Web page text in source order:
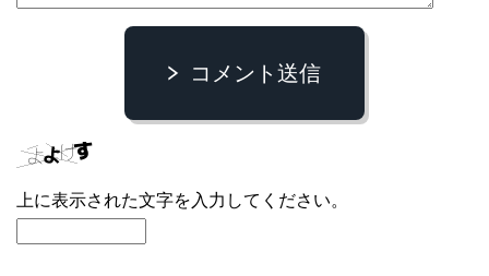
コメント送信
上に表示された文字を入力してください。